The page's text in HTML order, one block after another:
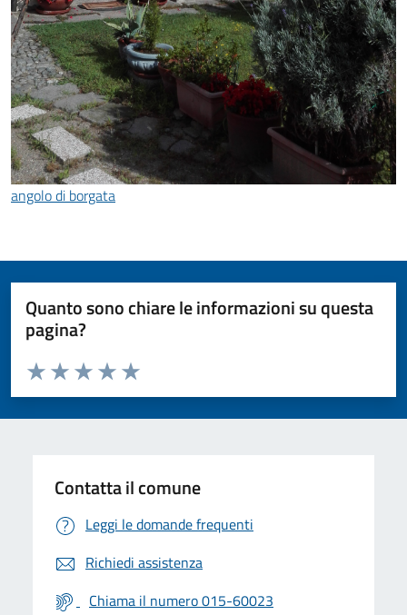
angolo di borgata
Quanto sono chiare le informazioni su questa
pagina?
Valuta da 1 a 5 stelle la pagina
Valuta 5 stelle su 5
Valuta 4 stelle su 5
Valuta 3 stelle su 5
Valuta 2 stelle su 5
Valuta 1 stelle su 5
Contatta il comune
Leggi le domande frequenti
Richiedi assistenza
Chiama il numero 015-60023